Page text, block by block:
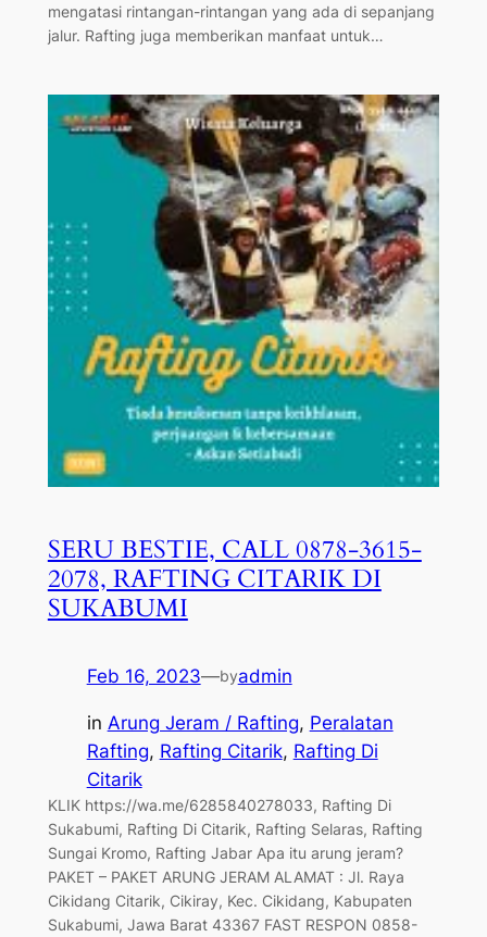
mengatasi rintangan-rintangan yang ada di sepanjang
jalur. Rafting juga memberikan manfaat untuk…
SERU BESTIE, CALL 0878-3615-
2078, RAFTING CITARIK DI
SUKABUMI
Feb 16, 2023—byadmin
in Arung Jeram / Rafting, Peralatan
Rafting, Rafting Citarik, Rafting Di
Citarik
KLIK https://wa.me/6285840278033, Rafting Di
Sukabumi, Rafting Di Citarik, Rafting Selaras, Rafting
Sungai Kromo, Rafting Jabar Apa itu arung jeram?
PAKET – PAKET ARUNG JERAM ALAMAT : Jl. Raya
Cikidang Citarik, Cikiray, Kec. Cikidang, Kabupaten
Sukabumi, Jawa Barat 43367 FAST RESPON 0858-